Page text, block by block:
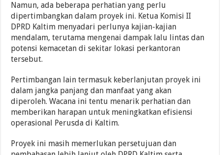
Namun, ada beberapa perhatian yang perlu
dipertimbangkan dalam proyek ini. Ketua Komisi II
DPRD Kaltim menyadari perlunya kajian-kajian
mendalam, terutama mengenai dampak lalu lintas dan
potensi kemacetan di sekitar lokasi perkantoran
tersebut.
Pertimbangan lain termasuk keberlanjutan proyek ini
dalam jangka panjang dan manfaat yang akan
diperoleh. Wacana ini tentu menarik perhatian dan
memberikan harapan untuk meningkatkan efisiensi
operasional Perusda di Kaltim.
Proyek ini masih memerlukan persetujuan dan